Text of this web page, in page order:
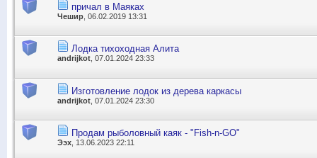
причал в Маяках
Чешир , 06.02.2019 13:31
Лодка тихоходная Алита
andrijkot, 07.01.2024 23:33
Изготовление лодок из дерева каркасы
andrijkot , 07.01.2024 23:30
Продам рыболовный каяк - "Fish-n-GO"
Ээх , 13.06.2023 22:11